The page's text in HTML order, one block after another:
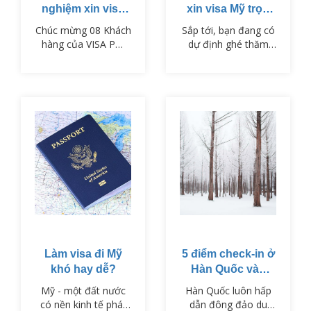
nghiệm xin visa
du lịch Nhật Bản
Chúc mừng 08 Khách
hàng của VISA PM
xin visa Mỹ trọn
gói
Sắp tới, bạn đang có
dự định ghé thăm
Đừng lo, đã có
visaPM, chúng tôi sẽ
cung cấp đến bạn
một số thông tin hữu
ích để làm visa đi Mỹ
trong bài viết dưới
đây.
Làm visa đi Mỹ
khó hay dễ?
Mỹ - một đất nước
có nền kinh tế phát
5 điểm check-in ở
Hàn Quốc vào
mùa đông “không
thể không đến”
Hàn Quốc luôn hấp
dẫn đông đảo du